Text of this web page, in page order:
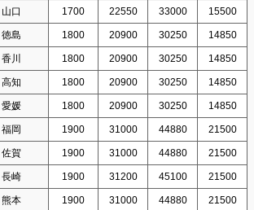
山口 1700 22550 33000 15500
徳島 1800 20900 30250 14850
香川 1800 20900 30250 14850
高知 1800 20900 30250 14850
愛媛 1800 20900 30250 14850
福岡 1900 31000 44880 21500
佐賀 1900 31000 44880 21500
長崎 1900 31200 45100 21500
熊本 1900 31000 44880 21500